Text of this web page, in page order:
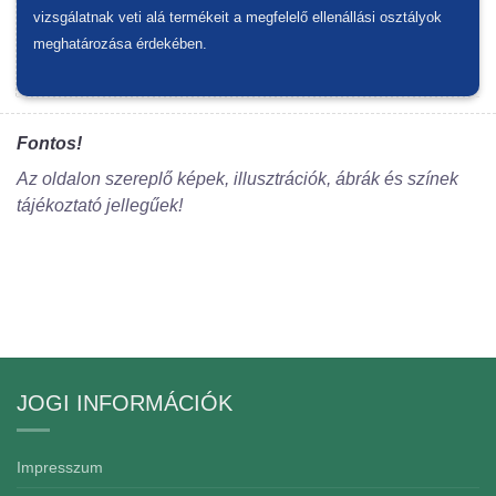
vizsgálatnak veti alá termékeit a megfelelő ellenállási osztályok
meghatározása érdekében.
Fontos!
Az oldalon szereplő képek, illusztrációk, ábrák és színek
tájékoztató jellegűek!
JOGI INFORMÁCIÓK
Impresszum